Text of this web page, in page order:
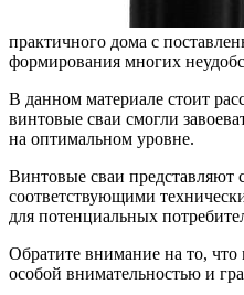
практичного дома с
формирования многих
В данном материале стоит
винтовые сваи смогли
на оптимальном уровне.
Винтовые сваи представляют
соответствующими
для потенциальных
Обратите внимание на то,
особой внимательностью и